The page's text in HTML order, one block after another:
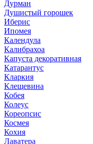
Дурман
Душистый горошек
Иберис
Ипомея
Календула
Калибрахоа
Капуста декоративная
Катарантус
Кларкия
Клещевина
Кобея
Колеус
Кореопсис
Космея
Кохия
Лаватера